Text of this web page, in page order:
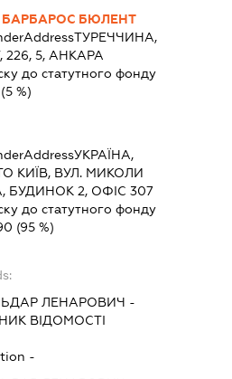
БАРБАРОС БЮЛЕНТ
ТУРЕЧЧИНА,
5, АНКАРА
до статутного фонду
(5 %)
УКРАЇНА,
КИЇВ, ВУЛ. МИКОЛИ
БУДИНОК 2, ОФІС 307
до статутного фонду
(95 %)
ЛЕНАРОВИЧ -
ВІДОМОСТІ
-